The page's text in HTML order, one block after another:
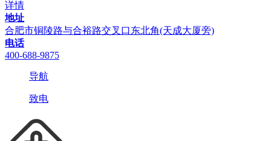
详情
地址
合肥市铜陵路与合裕路交叉口东北角(天成大厦旁)
电话
400-688-9875
导航
致电